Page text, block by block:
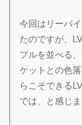
今回はリーバ
たのですが、
プルを並べる
ケットとの色
らこそできる
では、と感じま